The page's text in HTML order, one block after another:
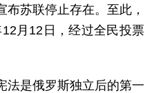
苏联停止存在。至此，
月12日，经过全民投票
法是俄罗斯独立后的第一